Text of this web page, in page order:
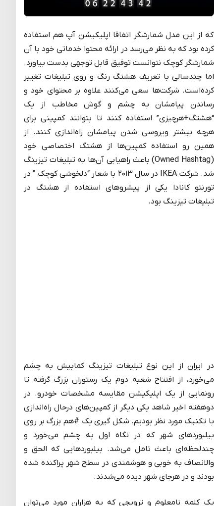
که از این مدل شمارشگر اتفاقا اپلیکیشن آپ هم استفاده
کرده بود که به نظر می‌رسد در ارائه محتوا خدماتی خود با آن
شمارشگر کوچک نتوانست توفیق قابل توجهی بدست بیاورد.
اما چندسالی با تعریف هشتگ رنگ و روی تبلیغات تغییر
کرده‌است. شرکت‌ها سعی می‌کنند علاوه بر محتوای خود و
رساندن پیامشان به چشم و گوش مخاطب از یک
“هشتگ+هرچیزی” استفاده کنند تا بتوانند کمپینی برای
هرچه بیشتر ویروسی شدن پیامشان راه‌‌‌اندازی کنند. از
همین رو استفاده کمپین‌ها از هشتگ اختصاصی خود
(Owned Hashtag) باعث راهیابی آن‌ها به تبلیغات تیزینگ
شد. شرکت IKEA در سال ۲۰۱۳ با شعار “دلخوشی کوچک ” در
تورنتو کانادا یکی از پیشروهای استفاده از هشتگ در
تبلیغات تیزینگ بود.
در ایران از این نوع تبلیغات تیزینگ کمابیش به چشم
می‌خورد، از افتتاح شعبه دوم یک رستوران بزرگ گرفته تا
رونمایی از یک اپلیکیشن مقایسه مشخصات خودرو. در
دوهفته اخیر شاهد یکی دیگر از کمپین‌های درحال راه‌اندازی
با تکنیک مورد نظر بودیم. شکل گیری یک #هم بزرگ بر روی
بیلبوردهای شهر که در نگاه اول به چشم می‌خورد و
چندلحظه‌ای باعث تامل می‌شد. بیلبوردهایی که الحق و
والانصاف به خوبی و هوشمندی در سطح شهر پراکنده شده
بودند و در هرجای شهر دیده می‌شدند.
یک کلمه نامعلوم و ترویجی که به هزاران مورد می‌توان